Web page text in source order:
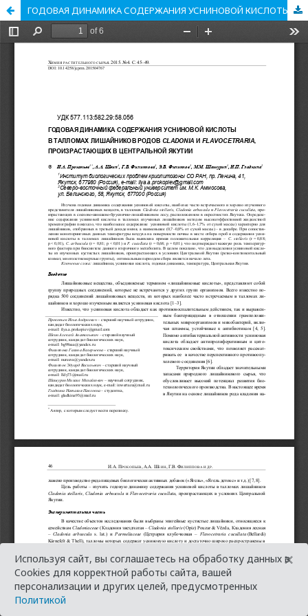
ГОДОВАЯ ДИНАМИКА СОДЕРЖАНИЯ УСНИНОВОЙ КИСЛОТЫ В ТАЛЛОМАХ ЛИШАЙНИКОВ РОДОВ CLADONIA И FLAVOCETRARIA, ПРОИЗРАСТАЮЩИХ В ЦЕНТРАЛЬНОЙ ЯКУТИИ
Используя сайт, вы соглашаетесь на обработку данных в
Cookies для корректной работы сайта, вашей
персонализации и других целей, предусмотренных
Политикой
×